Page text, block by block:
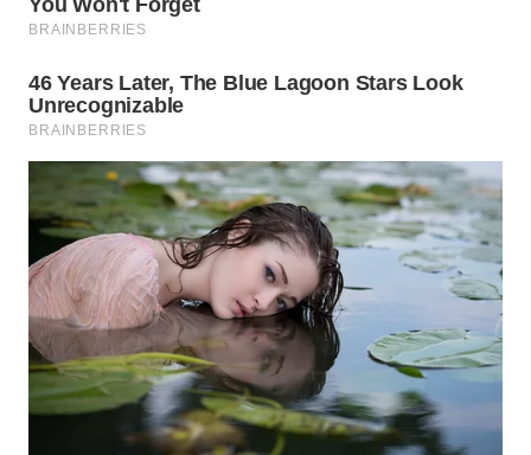
WN
BEKASI
WN
BOGOR
WN
DEPOK
WN
TAPANULI
UTARA
WN
SAMOSIR